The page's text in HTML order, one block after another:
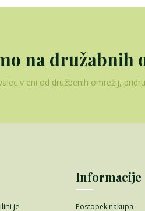
na družabnih
v eni od družbenih omrežij,
je
Informacije
Postopek nakupa